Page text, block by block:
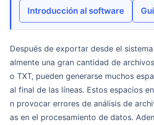
Introducción al software
Después de exportar desde el sistema o editar manu
almente una gran cantidad de
o TXT, pueden generarse muchos
al final de las líneas. Estos espacios
n provocar errores de análisis de
as en el procesamiento de datos.